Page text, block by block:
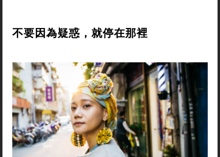
不要因為疑惑，就停在那裡